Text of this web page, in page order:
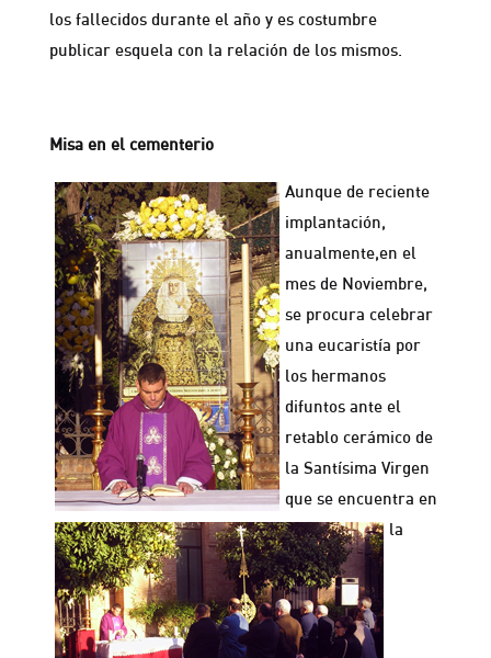
los fallecidos durante el año y es costumbre
publicar esquela con la relación de los mismos.
Misa en el cementerio
Aunque de reciente
implantación,
anualmente,en el
mes de Noviembre,
se procura celebrar
una eucaristía por
los hermanos
difuntos ante el
retablo cerámico de
la Santísima Virgen
que se encuentra en
la